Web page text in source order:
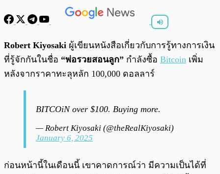
พร้อมเล่น 0:00
Robert Kiyosaki ผู้เขียนหนังสือเกี่ยวกับการรู้ทางการเงิน
ที่รู้จักกันในชื่อ “พ่อรวยสอนลูก” กำลังซื้อ Bitcoin เพิ่ม
หลังจากราคาทะลุหลัก 100,000 ดอลลาร์
BITCOiN over $100. Buying more.
— Robert Kiyosaki (@theRealKiyosaki)
January 6, 2025
ก่อนหน้านี้ในเดือนนี้ เขาคาดการณ์ว่า มีความเป็นได้ที่